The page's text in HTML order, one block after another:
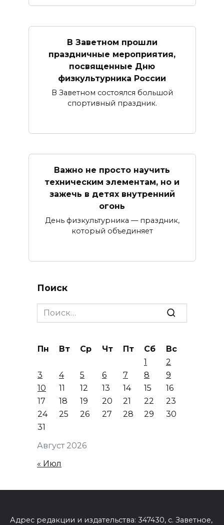
В Заветном прошли
праздничные мероприятия,
посвященные Дню
физкультурника России
В Заветном состоялся большой
спортивный праздник.
Важно не просто научить
техническим элементам, но и
зажечь в детях внутренний
огонь
День физкультурника — праздник,
который объединяет
Поиск
Search
for:
Август 2026
Пн Вт Ср Чт Пт Сб
Вс
1
2
3
4 5 6 7 8
9
10
11 12 13 14 15
16
17
18 19 20 21 22
23
24
25 26 27 28 29
30
31
« Июл
Адрес редакции и издательства: 347430, с. Заветное,